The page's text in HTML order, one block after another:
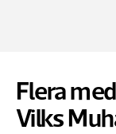
Flera
Vilks